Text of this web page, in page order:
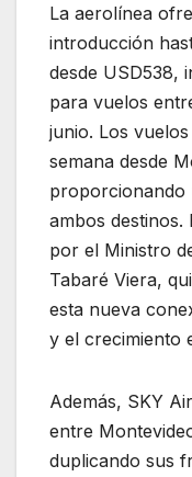
La aerolínea
introducción
desde USD538,
para vuelos
junio. Los
semana desde
proporcionando
ambos destinos.
por el Ministro
Tabaré Viera,
esta nueva
y el crecimiento
Además, SKY
entre
duplicando sus